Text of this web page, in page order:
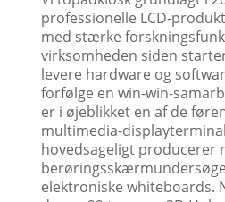
professionelle LCD-
med stærke
virksomheden siden
levere hardware og
forfølge en win-win-
er i øjeblikket en af ​​de
multimedia-
hovedsageligt producerer
elektroniske whiteboards.